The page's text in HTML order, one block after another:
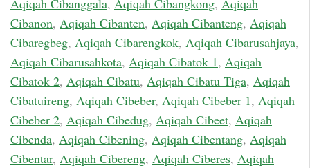
Aqiqah Cibanggala, Aqiqah Cibangkong, Aqiqah
Cibanon, Aqiqah Cibanten, Aqiqah Cibanteng, Aqiqah
Cibaregbeg, Aqiqah Cibarengkok, Aqiqah Cibarusahjaya,
Aqiqah Cibarusahkota, Aqiqah Cibatok 1, Aqiqah
Cibatok 2, Aqiqah Cibatu, Aqiqah Cibatu Tiga, Aqiqah
Cibatuireng, Aqiqah Cibeber, Aqiqah Cibeber 1, Aqiqah
Cibeber 2, Aqiqah Cibedug, Aqiqah Cibeet, Aqiqah
Cibenda, Aqiqah Cibening, Aqiqah Cibentang, Aqiqah
Cibentar, Aqiqah Cibereng, Aqiqah Ciberes, Aqiqah